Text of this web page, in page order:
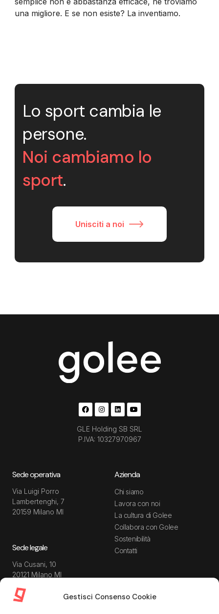
Gestisci Consenso Cookie
una migliore. E se non esiste? La inventiamo.
Lo sport cambia le
persone.
Noi cambiamo lo
sport.
Unisciti a noi
GLE Holding SB SRL
P.IVA: 10327970967
Sede operativa
Via Luigi Porro
Lambertenghi, 7
20159 Milano MI
Sede legale
Via Cusani, 10
20121 Milano MI
Azienda
Chi siamo
Lavora con noi
La cultura di Golee
Collabora con Golee
Sostenibilità
Contatti